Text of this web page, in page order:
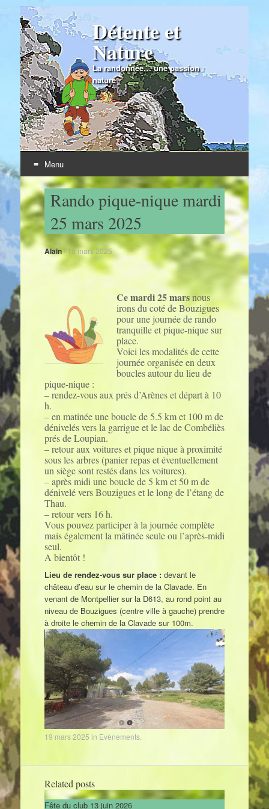
Détente et
Nature
La randonnée… une passion
nature
Menu
Skip to content
Rando pique-nique mardi
25 mars 2025
Alain/19 mars 2025
Ce mardi 25 marsnous
irons du coté de Bouzigues
pour une journée de rando
tranquille et pique-nique sur
place.
Voici les modalités de cette
journée organisée en deux
boucles autour du lieu de
pique-nique :
– rendez-vous aux prés d’Arènes et départ à 10
h.
– en matinée une boucle de 5.5 km et 100 m de
dénivelés vers la garrigue et le lac de Combéliès
prés de Loupian.
– retour aux voitures et pique nique à proximité
sous les arbres (panier repas et éventuellement
un siège sont restés dans les voitures).
– après midi une boucle de 5 km et 50 m de
dénivelé vers Bouzigues et le long de l’étang de
Thau.
– retour vers 16 h.
Vous pouvez participer à la journée complète
mais également la mâtinée seule ou l’après-midi
seul.
A bientôt !
Lieu de rendez-vous sur place :devant le
château d’eau sur le chemin de la Clavade. En
venant de Montpellier sur la D613, au rond point au
niveau de Bouzigues (centre ville à gauche) prendre
à droite le chemin de la Clavade sur 100m.
19 mars 2025 in Evènements.
Related posts
Fête du club 13 juin 2026